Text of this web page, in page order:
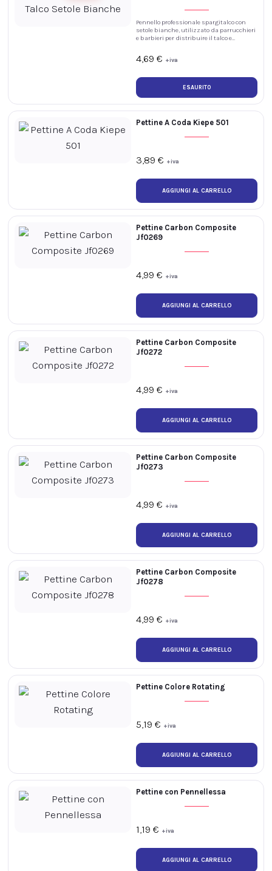
4,69 € +iva
Pennello professionale spargitalco con
setole bianche, utilizzato da parrucchieri
e barbieri per distribuire il talco e
ESAURITO
3,89 € +iva
Pettine A Coda Kiepe 501
4,99 € +iva
Pettine Carbon Composite
Jf0269
4,99 € +iva
Pettine Carbon Composite
Jf0272
4,99 € +iva
Pettine Carbon Composite
Jf0273
4,99 € +iva
Pettine Carbon Composite
Jf0278
5,19 € +iva
Pettine Colore Rotating
1,19 € +iva
Pettine con Pennellessa